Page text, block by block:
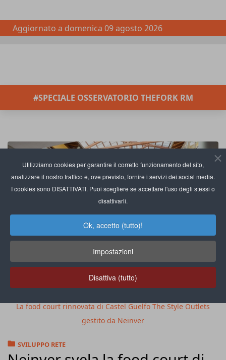
Utilizziamo cookies per garantire il corretto funzionamento del sito,
analizzare il nostro traffico e, ove previsto, fornire i servizi dei social media.
I cookies sono DISATTIVATI. Puoi scegliere se accettare l'uso degli stessi o
disattivarli.
Ok, accetto (tutto)!
Impostazioni
Disattiva (tutto)
Aggiornato a domenica 09 agosto 2026
#SPECIALE OSSERVATORIO THEFORK RM
La food court rinnovata di Castel Guelfo The Style Outlets
gestito da Neinver
SVILUPPO RETE